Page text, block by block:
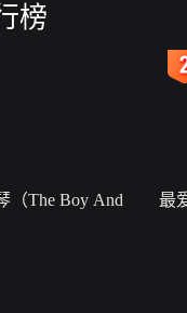
榜
（The Boy And
最